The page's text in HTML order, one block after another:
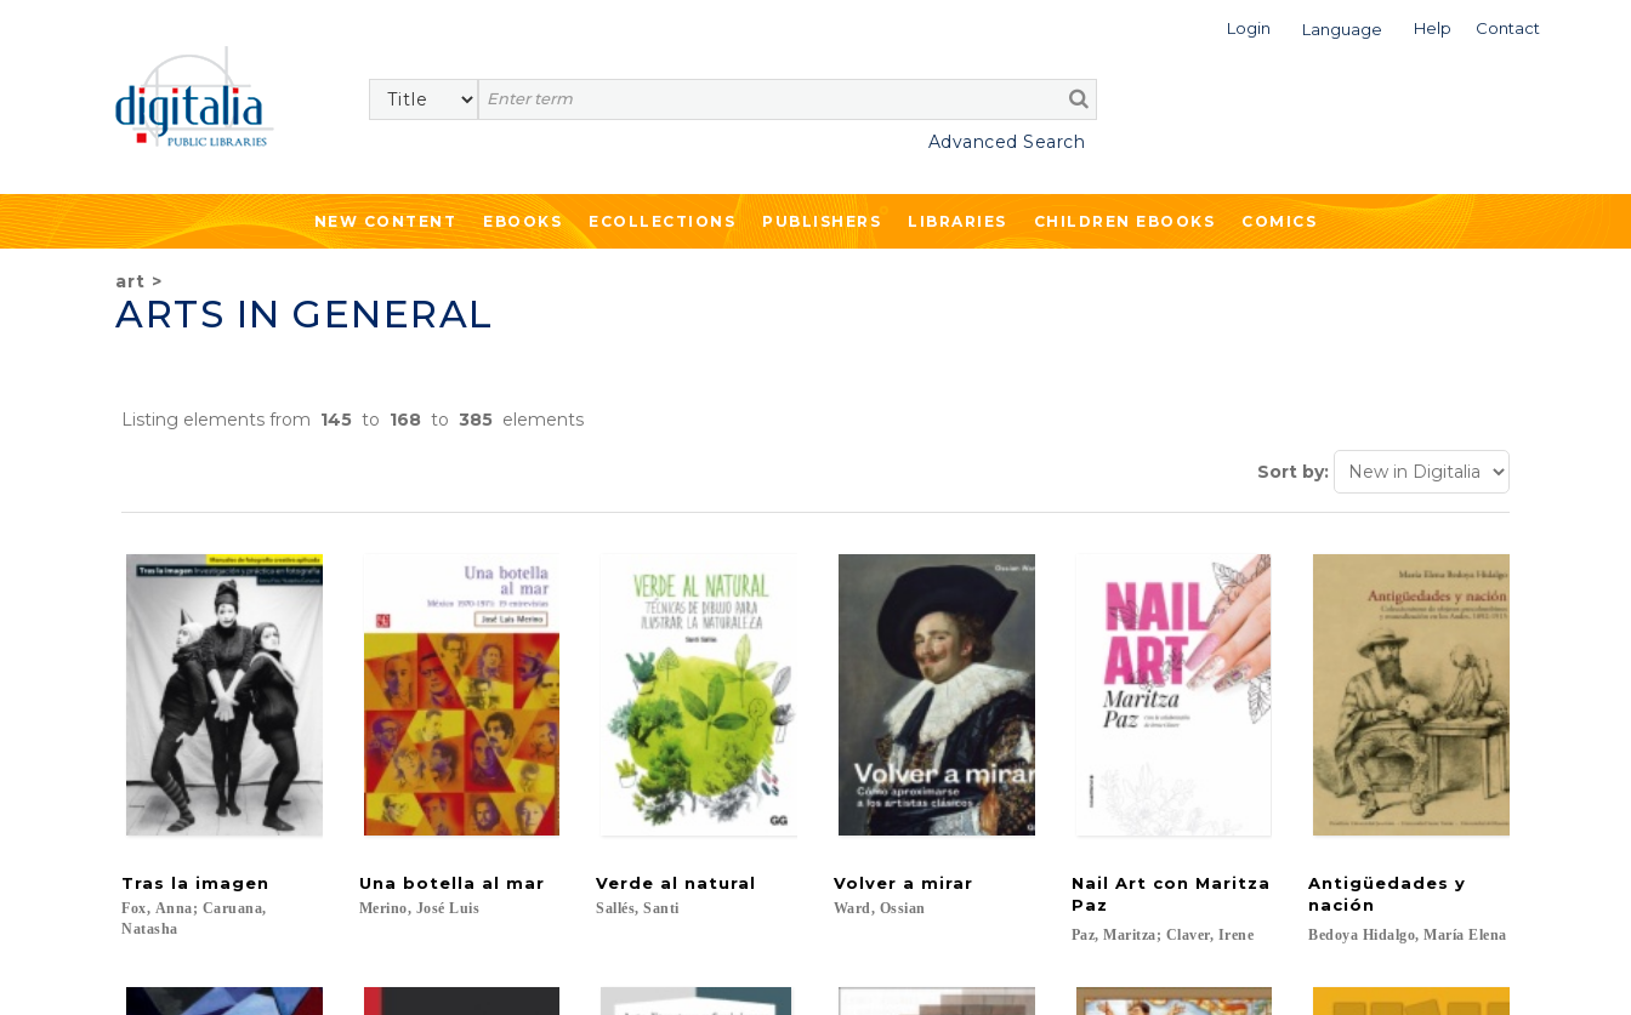
Login Language Help Contact
Search
Advanced Search
NEW CONTENT EBOOKS ECOLLECTIONS PUBLISHERS LIBRARIES CHILDREN EBOOKS COMICS
art >
ARTS IN GENERAL
Listing elements from 145 to 168 to 385 elements
Sort by:
Tras la imagen
Fox, Anna; Caruana,
Natasha
Una botella al mar
Merino, José Luis
Verde al natural
Sallés, Santi
Volver a mirar
Ward, Ossian
Nail Art con Maritza
Paz
Paz, Maritza; Claver, Irene
Antigüedades y
nación
Bedoya Hidalgo, María Elena